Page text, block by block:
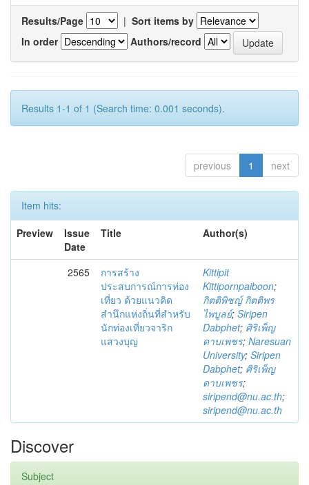
Results/Page | Sort items by
In order
Authors/record
Results 1-1 of 1 (Search time: 0.001 seconds).
previous 1 next
Item hits:
Preview
Issue
Date
Title Author(s)
2565
การสร้าง
ประสบการณ์การท่อง
เที่ยว ด้วยแนวคิด
สำนึกแห่งถิ่นที่สำหรับ
นักท่องเที่ยวจาริก
แสวงบุญ
Kittipit
Kittipornpaiboon;
กิตติพิชญ์ กิตติพร
ไพบูลย์; Siripen
Dabphet; ศิริเพ็ญ
ดาบเพชร; Naresuan
University; Siripen
Dabphet; ศิริเพ็ญ
ดาบเพชร;
siripend@nu.ac.th;
siripend@nu.ac.th
Discover
Subject